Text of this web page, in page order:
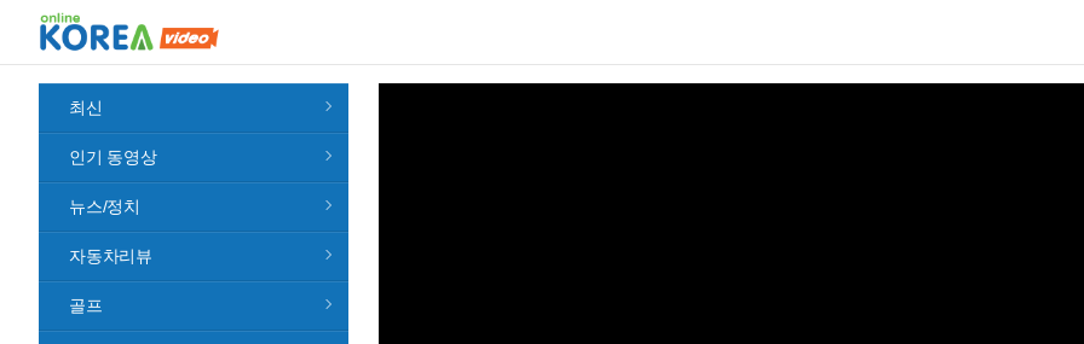
최신
인기 동영상
뉴스/정치
자동차리뷰
골프